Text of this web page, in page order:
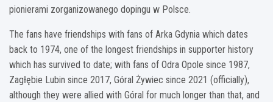
pionierami zorganizowanego dopingu w Polsce.
The fans have friendships with fans of Arka Gdynia which dates
back to 1974, one of the longest friendships in supporter history
which has survived to date; with fans of Odra Opole since 1987,
Zagłębie Lubin since 2017, Góral Żywiec since 2021 (officially),
although they were allied with Góral for much longer than that, and